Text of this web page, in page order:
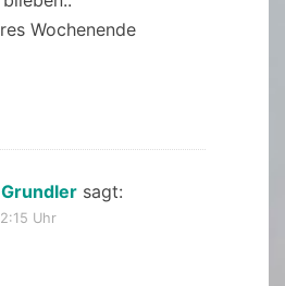
Wochenende
sagt:
Uhr